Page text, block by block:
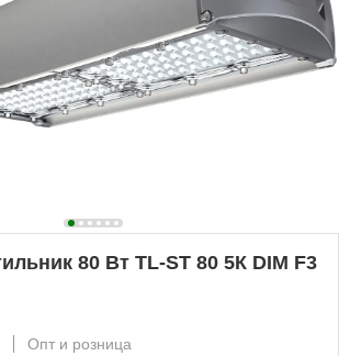
80 Вт TL-ST 80 5К DIM F3
Опт и розница